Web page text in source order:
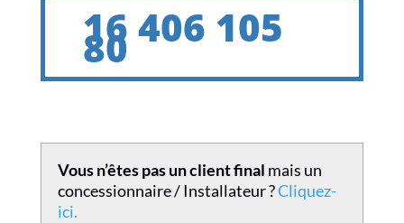
16 406 105
80
Vous n’êtes pas un client final mais un
concessionnaire / Installateur ?Cliquez-
ici.